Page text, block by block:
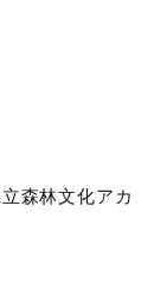
森林文化アカ